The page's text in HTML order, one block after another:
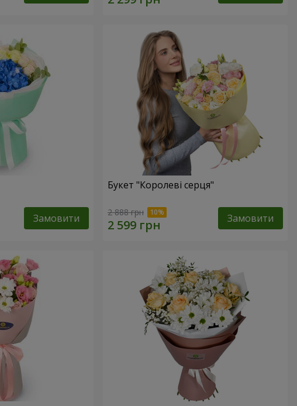
Замовити
Букет "Королеві серця"
2 888 грн Замовити